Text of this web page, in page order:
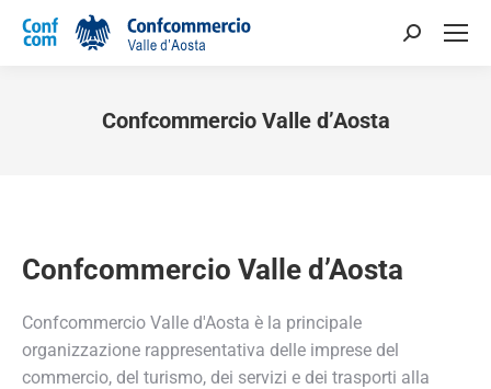
Confcommercio Valle d’Aosta
Confcommercio Valle d’Aosta
Confcommercio Valle d'Aosta è la principale
organizzazione rappresentativa delle imprese del
commercio, del turismo, dei servizi e dei trasporti alla